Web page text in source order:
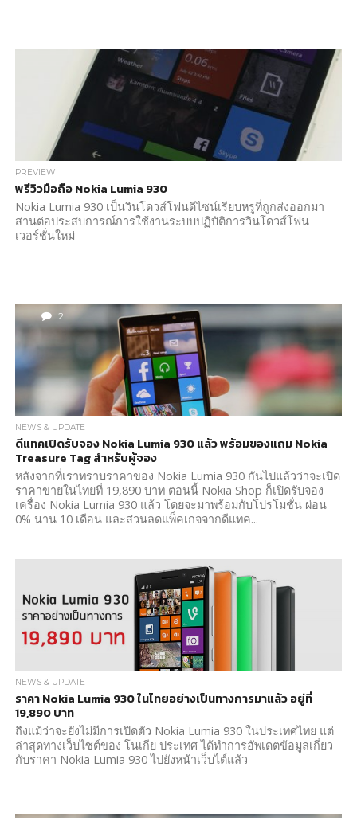
PREVIEW
พรีวิวมือถือ Nokia Lumia 930
Nokia Lumia 930 เป็นวินโดวส์โฟนดีไซน์เรียบหรูที่ถูกส่งออกมา
สานต่อประสบการณ์การใช้งานระบบปฏิบัติการวินโดวส์โฟน
เวอร์ชั่นใหม่
2
NEWS & UPDATE
ดีแทคเปิดรับจอง Nokia Lumia 930 แล้ว พร้อมของแถม Nokia
Treasure Tag สำหรับผู้จอง
หลังจากที่เราทราบราคาของ Nokia Lumia 930 กันไปแล้วว่าจะเปิด
ราคาขายในไทยที่ 19,890 บาท ตอนนี้ Nokia Shop ก็เปิดรับจอง
เครื่อง Nokia Lumia 930 แล้ว โดยจะมาพร้อมกับโปรโมชั่น ผ่อน
0% นาน 10 เดือน และส่วนลดแพ็คเกจจากดีแทค...
NEWS & UPDATE
ราคา Nokia Lumia 930 ในไทยอย่างเป็นทางการมาแล้ว อยู่ที่
19,890 บาท
ถึงแม้ว่าจะยังไม่มีการเปิดตัว Nokia Lumia 930 ในประเทศไทย แต่
ล่าสุดทางเว็บไซต์ของ โนเกีย ประเทศ ได้ทำการอัพเดตข้อมูลเกี่ยว
กับราคา Nokia Lumia 930 ไปยังหน้าเว็บไต์แล้ว